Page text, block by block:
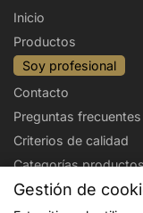
Gestión de
Inicio
Productos
Soy profesional
Contacto
Preguntas frecuentes
Criterios de calidad
Categorías
Aviso